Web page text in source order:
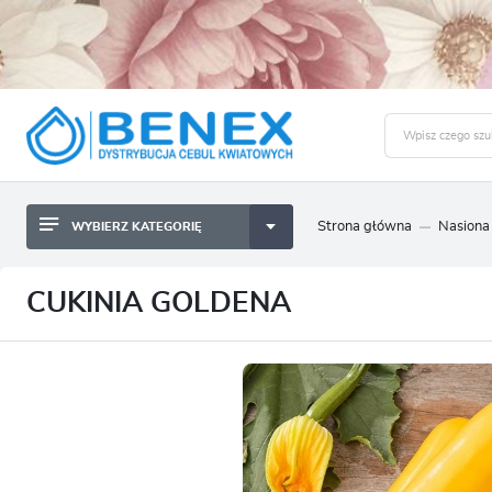
BYLINY SADZONKI BULWY
CEBULKI I SADZONKI WARZYW
SADZONKI TRAW OZDOBNYCH
WYBIERZ KATEGORIĘ
CEBULKI I SADZONKI WARZYW
Strona główna Nasiona
CUKINIA GOLDENA